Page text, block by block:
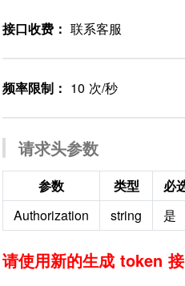
接口收费： 联系客服
频率限制： 10 次/秒
请求头参数
参数 类型
必
Authorization
string 是
请使用新的生成 token